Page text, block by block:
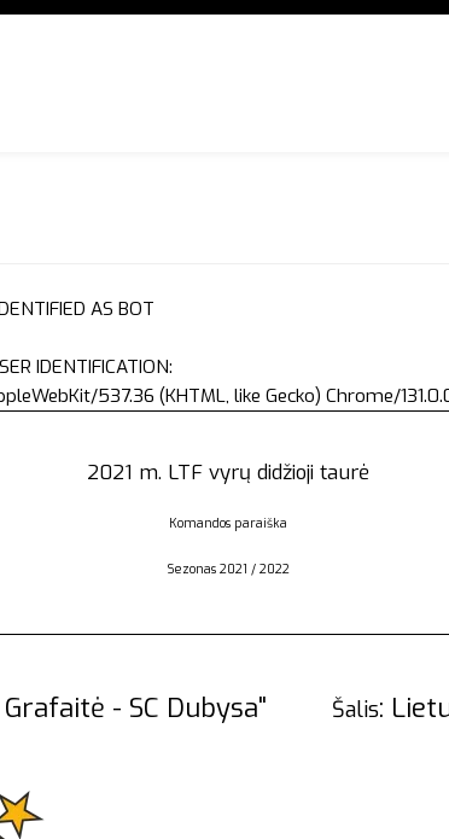
AS BOT
IDENTIFICATION:
537.36 (KHTML, like Gecko) Chrome/
2021 m. LTF vyrų didžioji taurė
Komandos paraiška
Sezonas 2021 / 2022
Grafaitė - SC Dubysa" Šalis: